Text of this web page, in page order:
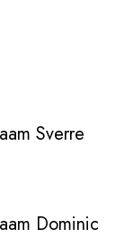
Sverre
Dominic